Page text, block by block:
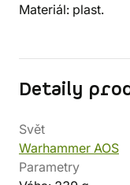
Materiál: plast.
Detaily
Svět
Warhammer AOS
Parametry